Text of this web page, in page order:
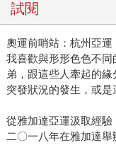
試閱
奧運前哨站：杭州亞運
我喜歡與形形色色不
弟，跟這些人牽起的
突發狀況的發生，或是
從雅加達亞運汲取經驗
二〇一八年在雅加達